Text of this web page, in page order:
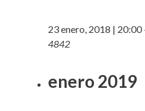
23 enero, 2018 | 20:00
4842
enero 2019